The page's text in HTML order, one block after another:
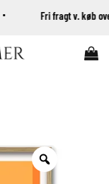
Fri fragt v. køb